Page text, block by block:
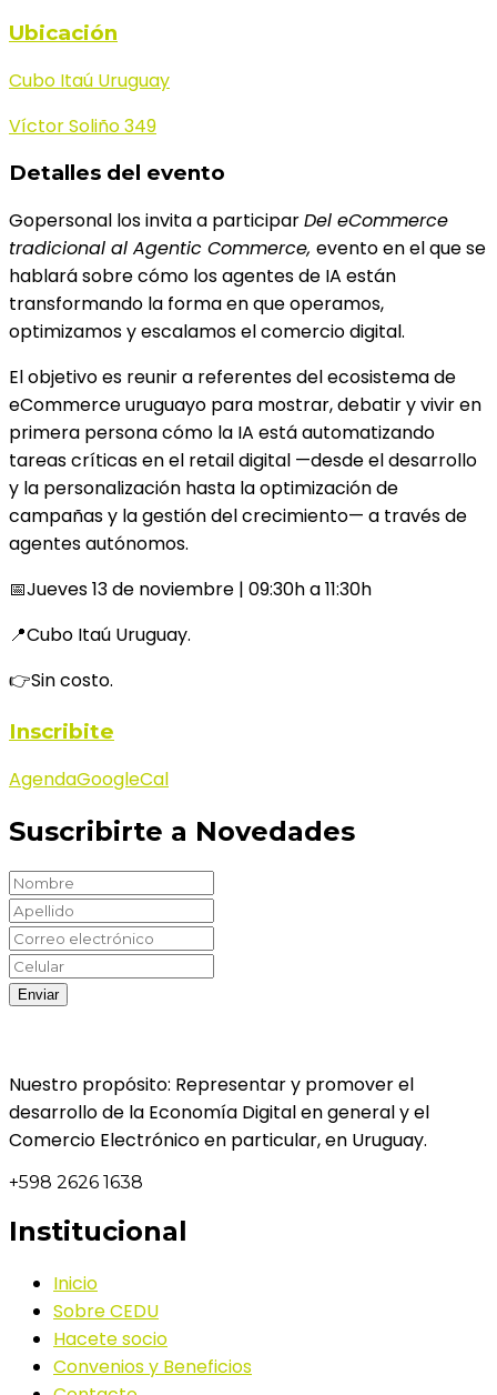
Ubicación
Cubo Itaú Uruguay
Víctor Soliño 349
Detalles del evento
Gopersonal los invita a participarDel eCommerce
tradicional al Agentic Commerce, evento en el que se
hablará sobre cómo los agentes de IA están
transformando la forma en que operamos,
optimizamos y escalamos el comercio digital.
El objetivo es reunir a referentes del ecosistema de
eCommerce uruguayo para mostrar, debatir y vivir en
primera persona cómo la IA está automatizando
tareas críticas en el retail digital —desde el desarrollo
y la personalización hasta la optimización de
campañas y la gestión del crecimiento— a través de
agentes autónomos.
📅Jueves 13 de noviembre | 09:30h a 11:30h
📍Cubo Itaú Uruguay.
👉Sin costo.
Inscribite
AgendaGoogleCal
Suscribirte a Novedades
Nuestro propósito: Representar y promover el
desarrollo de la Economía Digital en general y el
Comercio Electrónico en particular, en Uruguay.
+598 2626 1638
Institucional
Inicio
Sobre CEDU
Hacete socio
Convenios y Beneficios